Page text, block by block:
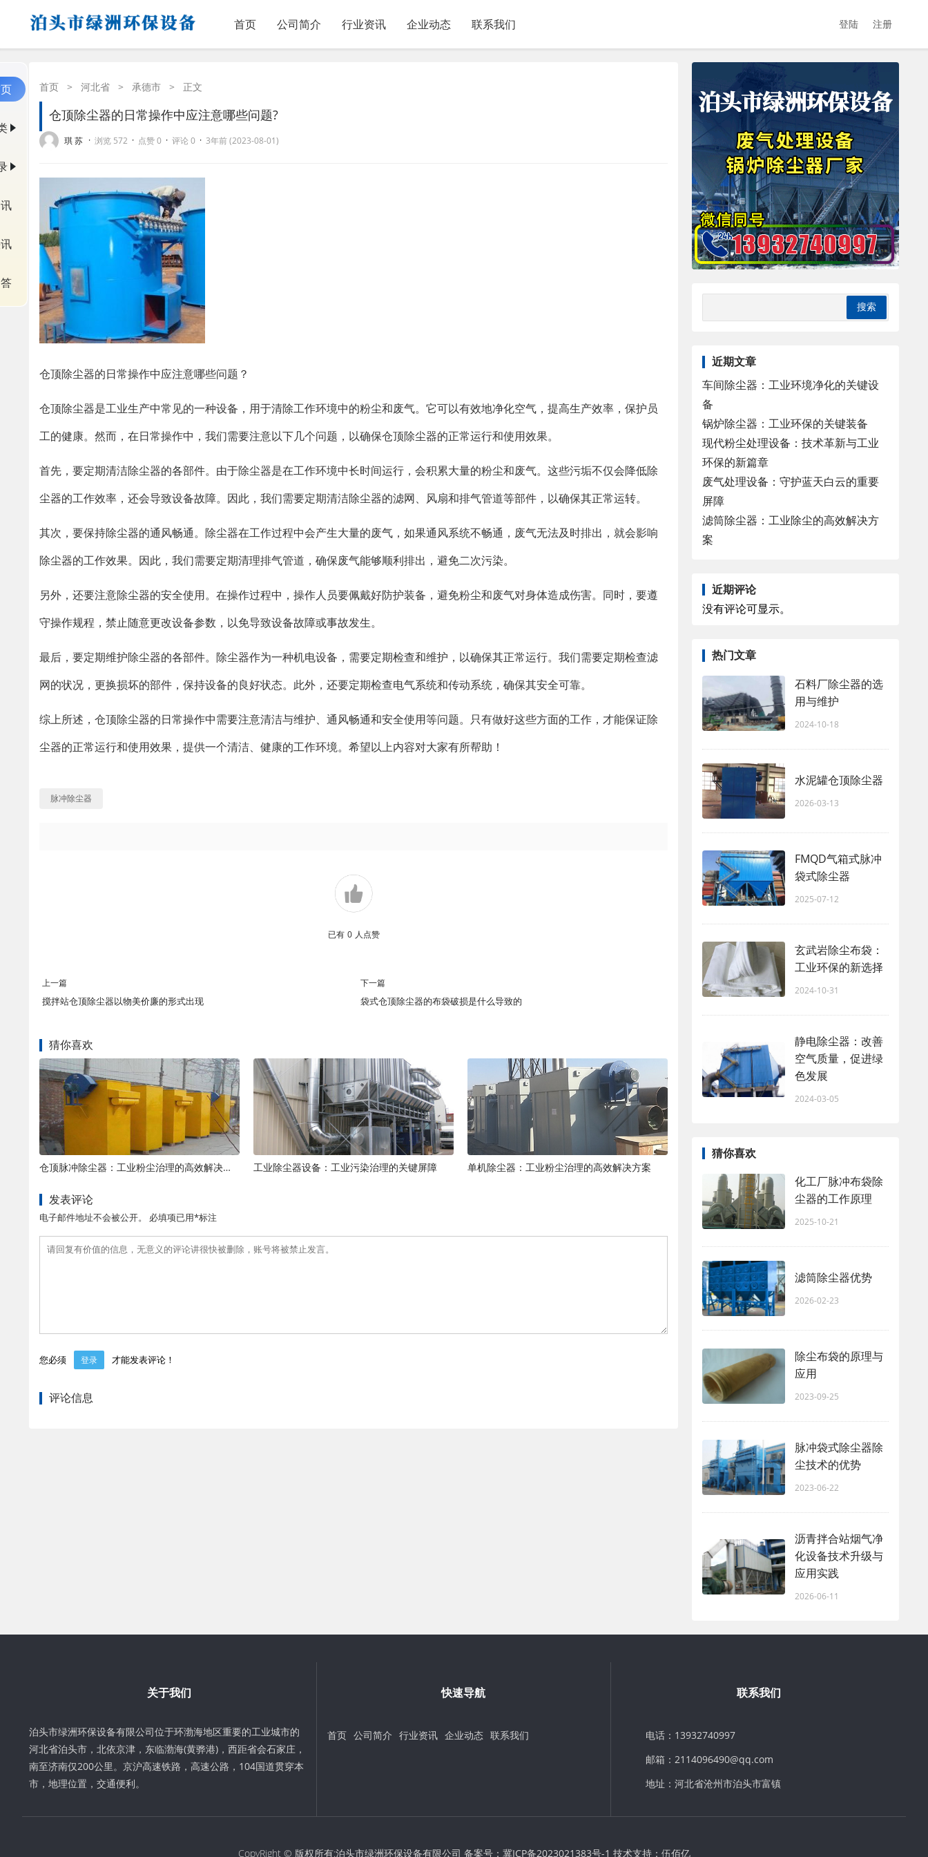
首页 公司简介 行业资讯 企业动态 联系我们 登陆 注册
首页 > 河北省 > 承德市 > 正文
仓顶除尘器的日常操作中应注意哪些问题?
琪 苏 · 浏览 572 · 点赞 0 · 评论 0 · 3年前 (2023-08-01)
仓顶除尘器的日常操作中应注意哪些问题？
仓顶除尘器是工业生产中常见的一种设备，用于清除工作环境中的粉尘和废气。它可以有效地净化空气，提高生产效率，保护员
工的健康。然而，在日常操作中，我们需要注意以下几个问题，以确保仓顶除尘器的正常运行和使用效果。
首先，要定期清洁除尘器的各部件。由于除尘器是在工作环境中长时间运行，会积累大量的粉尘和废气。这些污垢不仅会降低除
尘器的工作效率，还会导致设备故障。因此，我们需要定期清洁除尘器的滤网、风扇和排气管道等部件，以确保其正常运转。
其次，要保持除尘器的通风畅通。除尘器在工作过程中会产生大量的废气，如果通风系统不畅通，废气无法及时排出，就会影响
除尘器的工作效果。因此，我们需要定期清理排气管道，确保废气能够顺利排出，避免二次污染。
另外，还要注意除尘器的安全使用。在操作过程中，操作人员要佩戴好防护装备，避免粉尘和废气对身体造成伤害。同时，要遵
守操作规程，禁止随意更改设备参数，以免导致设备故障或事故发生。
最后，要定期维护除尘器的各部件。除尘器作为一种机电设备，需要定期检查和维护，以确保其正常运行。我们需要定期检查滤
网的状况，更换损坏的部件，保持设备的良好状态。此外，还要定期检查电气系统和传动系统，确保其安全可靠。
综上所述，仓顶除尘器的日常操作中需要注意清洁与维护、通风畅通和安全使用等问题。只有做好这些方面的工作，才能保证除
尘器的正常运行和使用效果，提供一个清洁、健康的工作环境。希望以上内容对大家有所帮助！
脉冲除尘器
已有 0 人点赞
上一篇
搅拌站仓顶除尘器以物美价廉的形式出现
下一篇
袋式仓顶除尘器的布袋破损是什么导致的
猜你喜欢
仓顶脉冲除尘器：工业粉尘治理的高效解决方案 工业除尘器设备：工业污染治理的关键屏障 单机除尘器：工业粉尘治理的高效解决方案
发表评论
电子邮件地址不会被公开。 必填项已用*标注
您必须 登录 才能发表评论！
评论信息
近期文章
车间除尘器：工业环境净化的关键设
备
锅炉除尘器：工业环保的关键装备
现代粉尘处理设备：技术革新与工业
环保的新篇章
废气处理设备：守护蓝天白云的重要
屏障
滤筒除尘器：工业除尘的高效解决方
案
近期评论
没有评论可显示。
热门文章
石料厂除尘器的选
用与维护
2024-10-18
水泥罐仓顶除尘器
2026-03-13
FMQD气箱式脉冲
袋式除尘器
2025-07-12
玄武岩除尘布袋：
工业环保的新选择
2024-10-31
静电除尘器：改善
空气质量，促进绿
色发展
2024-03-05
猜你喜欢
化工厂脉冲布袋除
尘器的工作原理
2025-10-21
滤筒除尘器优势
2026-02-23
除尘布袋的原理与
应用
2023-09-25
脉冲袋式除尘器除
尘技术的优势
2023-06-22
沥青拌合站烟气净
化设备技术升级与
应用实践
2026-06-11
关于我们
泊头市绿洲环保设备有限公司位于环渤海地区重要的工业城市的
河北省泊头市，北依京津，东临渤海(黄骅港)，西距省会石家庄，
南至济南仅200公里。京沪高速铁路，高速公路，104国道贯穿本
市，地理位置，交通便利。
快速导航
首页 公司简介 行业资讯 企业动态 联系我们
联系我们
电话：13932740997
邮箱：2114096490@qq.com
地址：河北省沧州市泊头市富镇
CopyRight © 版权所有:泊头市绿洲环保设备有限公司 备案号： 冀ICP备2023021383号-1 技术支持： 伍佰亿